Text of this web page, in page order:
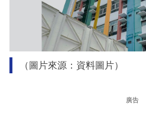
（圖片來源：資料圖片）
廣告